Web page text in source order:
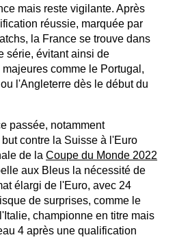
mais reste vigilante. Après
réussie, marquée par
la France se trouve dans
série, évitant ainsi de
comme le Portugal,
l'Angleterre dès le début du
passée, notamment
contre la Suisse à l'Euro
de laCoupe du Monde 2022
aux Bleus la nécessité de
élargi de l'Euro, avec 24
de surprises, comme le
championne en titre mais
4 après une qualification